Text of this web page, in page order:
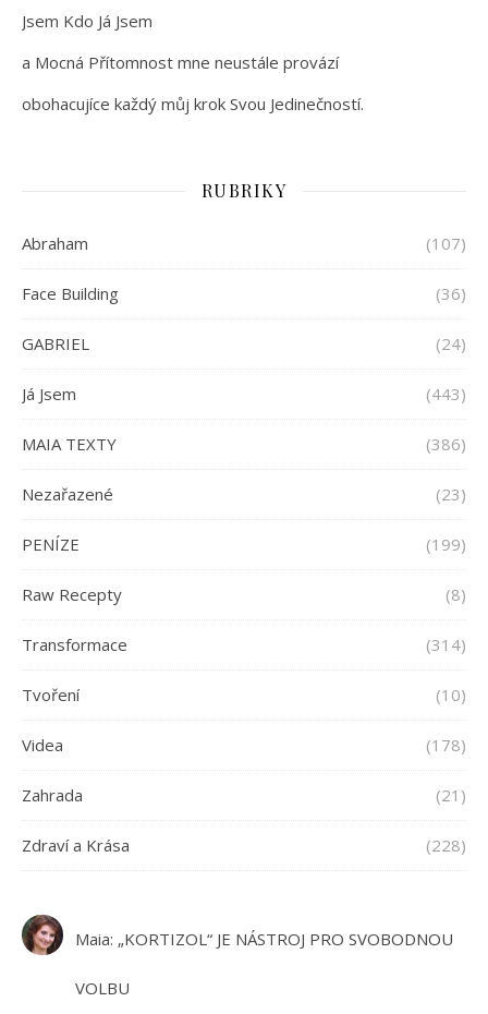
Jsem Kdo Já Jsem
a Mocná Přítomnost mne neustále provází
obohacujíce každý můj krok Svou Jedinečností.
RUBRIKY
Abraham (107)
Face Building (36)
GABRIEL (24)
Já Jsem (443)
MAIA TEXTY (386)
Nezařazené (23)
PENÍZE (199)
Raw Recepty (8)
Transformace (314)
Tvoření (10)
Videa (178)
Zahrada (21)
Zdraví a Krása (228)
Maia: „KORTIZOL“ JE NÁSTROJ PRO SVOBODNOU
VOLBU